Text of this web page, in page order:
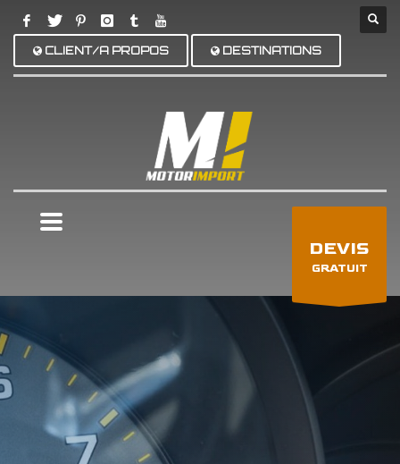
CLIENT/A PROPOS DESTINATIONS
DEVIS
GRATUIT